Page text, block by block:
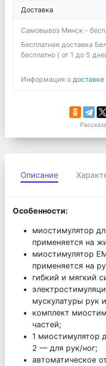
Доставка
Самовывоз Минск -
Бесплатная доставка
бесплатно ( от 1 до 5
Информация о доставке
Описание
Особенности:
миостимулятор
применяется на
миостимулятор
применяется на
гибкий и мягкий
мускулатуры рук
комплект
частей;
1 миостимулятор
2 — для рук/ног;
автоматическое